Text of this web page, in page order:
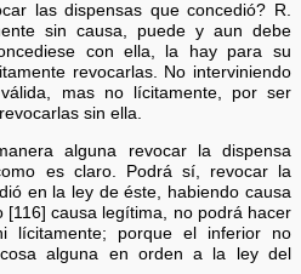
las dispensas que concedió? R.
sin causa, puede y aun debe
con ella, la hay para su
revocarlas. No interviniendo
mas no lícitamente, por ser
sin ella.
alguna revocar la dispensa
es claro. Podrá sí, revocar la
en la ley de éste, habiendo causa
[116] causa legítima, no podrá hacer
lícitamente; porque el inferior no
alguna en orden a la ley del